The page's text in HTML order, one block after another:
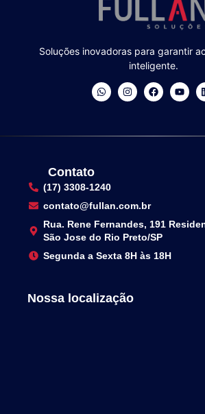
Soluções inovadoras para garantir
inteligente.
Contato
(17) 3308-1240
contato@fullan.com.br
Rua. Rene Fernandes, 191
São Jose do Rio Preto/SP
Segunda a Sexta 8H às 18H
Nossa localização